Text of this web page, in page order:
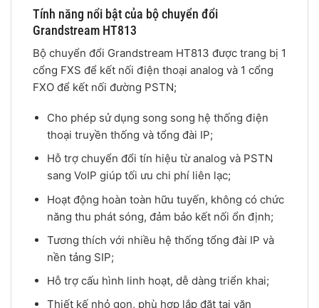
Tính năng nổi bật của bộ chuyển đổi
Grandstream HT813
Bộ chuyển đổi Grandstream HT813 được trang bị 1
cổng FXS để kết nối điện thoại analog và 1 cổng
FXO để kết nối đường PSTN;
Cho phép sử dụng song song hệ thống điện
thoại truyền thống và tổng đài IP;
Hỗ trợ chuyển đổi tín hiệu từ analog và PSTN
sang VoIP giúp tối ưu chi phí liên lạc;
Hoạt động hoàn toàn hữu tuyến, không có chức
năng thu phát sóng, đảm bảo kết nối ổn định;
Tương thích với nhiều hệ thống tổng đài IP và
nền tảng SIP;
Hỗ trợ cấu hình linh hoạt, dễ dàng triển khai;
Thiết kế nhỏ gọn, phù hợp lắp đặt tại văn